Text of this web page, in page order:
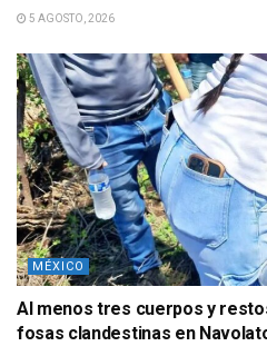
5 AGOSTO, 2026
MÉXICO
Al menos tres cuerpos y
fosas clandestinas en